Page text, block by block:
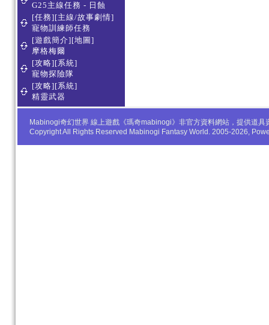
G25主線任務 - 日蝕
[任務][主線/故事劇情]
寵物訓練師任務
[遊戲簡介][地圖]
摩格梅爾
[攻略][系統]
寵物探險隊
[攻略][系統]
精靈武器
Mabinogi奇幻世界 線上遊戲《瑪奇mabinogi》非官方資料網站，提供道
Copyright All Rights Reserved Mabinogi Fantasy World. 2005-2026,